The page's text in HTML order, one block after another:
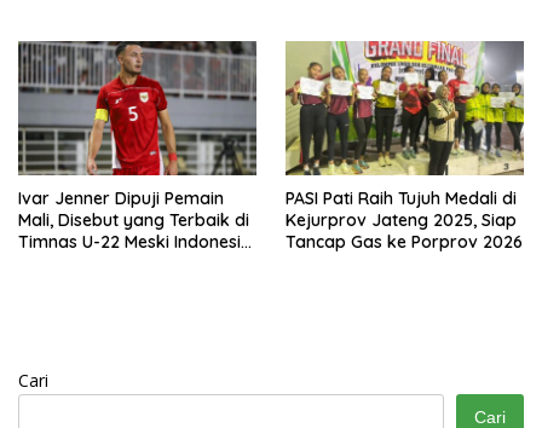
Ivar Jenner Dipuji Pemain
Mali, Disebut yang Terbaik di
Timnas U-22 Meski Indonesia
PASI Pati Raih Tujuh Medali di
Kejurprov Jateng 2025, Siap
Tancap Gas ke Porprov 2026
Cari
Cari